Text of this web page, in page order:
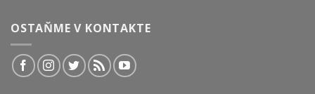
OSTAŇME V KONTAKTE